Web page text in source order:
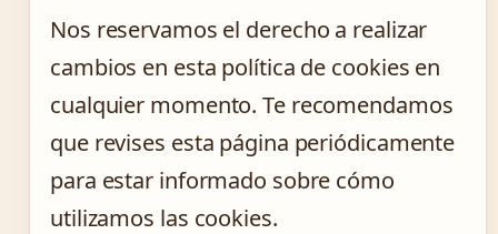
Nos reservamos el derecho a realizar
cambios en esta política de cookies en
cualquier momento. Te recomendamos
que revises esta página periódicamente
para estar informado sobre cómo
utilizamos las cookies.